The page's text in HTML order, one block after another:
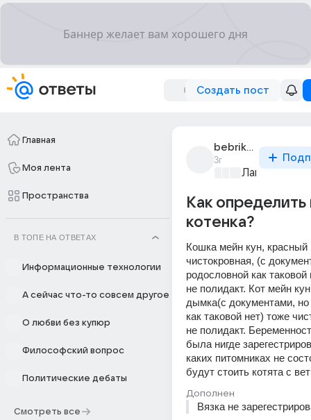
Создать пост
Главная
Моя лента
Пространства
В ТОПЕ НА ОТВЕТАХ
Информационные технологии
А сейчас что-то совсем другое
О любви без купюр
Философский вопрос
Политические дебаты
Смотреть все
bebrik_38
3г
Лапки и
Как определить
котенка?
Кошка мейн кун,
чистокровная, (с
родословной как таковой
не полидакт. Кот мейн
дымка(с документами,
как таковой нет) тоже
не полидакт.
была нигде
каких питомниках не
будут стоить котята с
Дополнен
Вязка не